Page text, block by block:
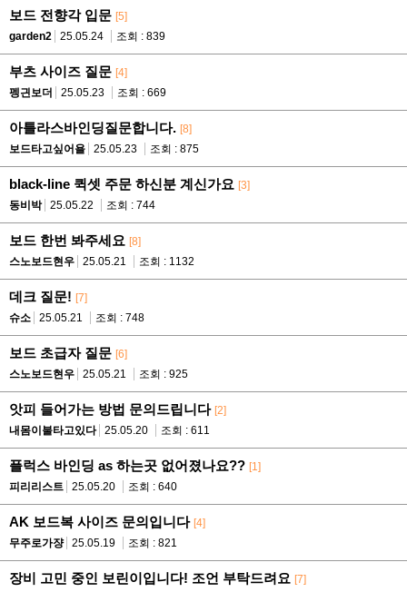
보드 전향각 입문 [5]
garden2
25.05.24 조회 : 839
부츠 사이즈 질문 [4]
펭긘보더
25.05.23 조회 : 669
아틀라스바인딩질문합니다. [8]
보드타고싶어욜
25.05.23 조회 : 875
black-line 퀵셋 주문 하신분 계신가요 [3]
동비박
25.05.22 조회 : 744
보드 한번 봐주세요 [8]
스노보드현우
25.05.21 조회 : 1132
데크 질문! [7]
슈소
25.05.21 조회 : 748
보드 초급자 질문 [6]
스노보드현우
25.05.21 조회 : 925
앗피 들어가는 방법 문의드립니다 [2]
내몸이불타고있다
25.05.20 조회 : 611
플럭스 바인딩 as 하는곳 없어졌나요?? [1]
피리리스트
25.05.20 조회 : 640
AK 보드복 사이즈 문의입니다 [4]
무주로가쟝
25.05.19 조회 : 821
장비 고민 중인 보린이입니다! 조언 부탁드려요 [7]